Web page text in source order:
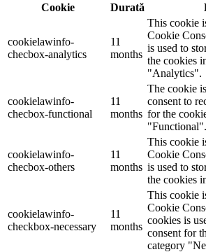
Cookie
Durată
cookielawinfo-
checbox-analytics
11
months
This cookie
Cookie
is used to
the cookies
"Analytics".
cookielawinfo-
checbox-functional
11
months
The cookie
consent to
for the
"Functional".
cookielawinfo-
checbox-others
11
months
This cookie
Cookie
is used to
the cookies
cookielawinfo-
checkbox-necessary
11
months
This cookie
Cookie
cookies is
consent for
category